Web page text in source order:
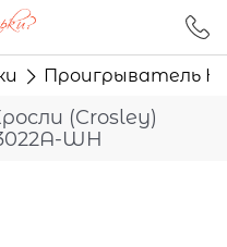
Проигрыватель
(Crosley)
WH